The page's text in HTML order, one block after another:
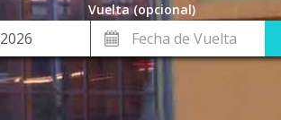
Vuelta (opcional)
Fecha
de
Vuelta